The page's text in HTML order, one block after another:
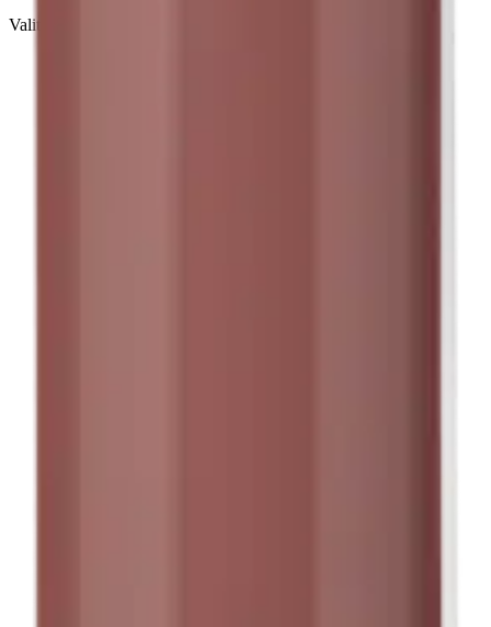
Valittu väri: